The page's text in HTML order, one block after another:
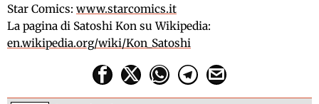
Star Comics: www.starcomics.it
La pagina di Satoshi Kon su Wikipedia:
en.wikipedia.org/wiki/Kon_Satoshi